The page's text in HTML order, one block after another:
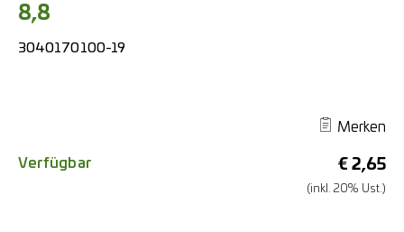
8,8
3040170100-19
Merken
€ 2,65
(inkl. 20% Ust.)
Verfügbar